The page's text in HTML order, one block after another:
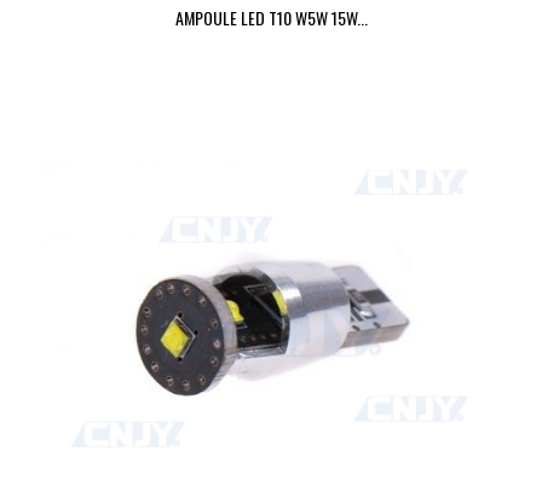
AMPOULE LED T10 W5W 15W...